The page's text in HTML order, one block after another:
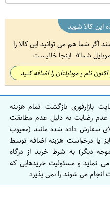
کالا شوید
اگر شما هم می توانید این کالا را
شما اینجا خالیست
نام و موبایلتان را اضافه کنید
بازارفوری بازگشت تمام هزینه
عدم رضایت به دلیل عدم مطابقت
سفارش داده شده مانند (معیوب
یا درخواست هزینه اضافه توسط
دیگر) به شرط خرید از درگاه
نماید و مسئولیت خریدهایی که
انجام می شوند را نمی پذیرد.